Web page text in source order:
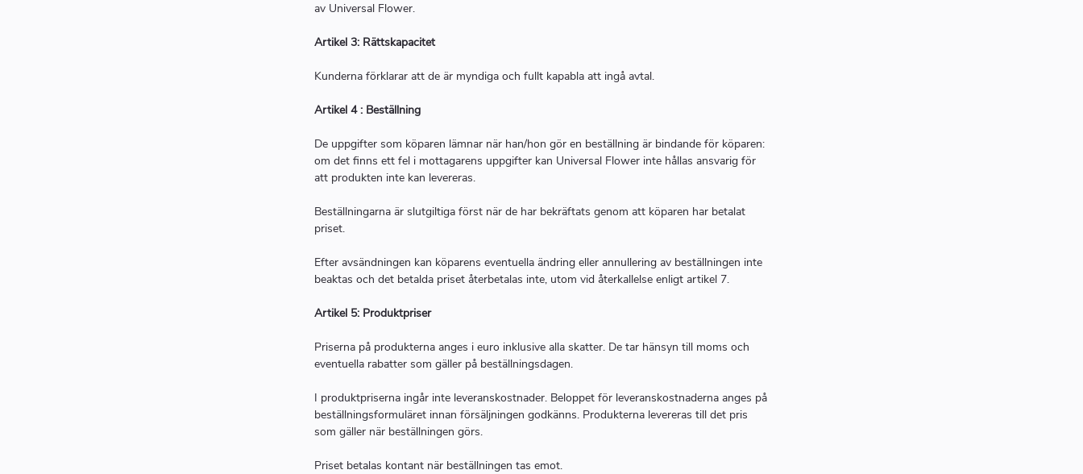
av Universal Flower.
Artikel 3: Rättskapacitet
Kunderna förklarar att de är myndiga och fullt kapabla att ingå avtal.
Artikel 4 : Beställning
De uppgifter som köparen lämnar när han/hon gör en beställning är bindande för köparen:
om det finns ett fel i mottagarens uppgifter kan Universal Flower inte hållas ansvarig för
att produkten inte kan levereras.
Beställningarna är slutgiltiga först när de har bekräftats genom att köparen har betalat
priset.
Efter avsändningen kan köparens eventuella ändring eller annullering av beställningen inte
beaktas och det betalda priset återbetalas inte, utom vid återkallelse enligt artikel 7.
Artikel 5: Produktpriser
Priserna på produkterna anges i euro inklusive alla skatter. De tar hänsyn till moms och
eventuella rabatter som gäller på beställningsdagen.
I produktpriserna ingår inte leveranskostnader. Beloppet för leveranskostnaderna anges på
beställningsformuläret innan försäljningen godkänns. Produkterna levereras till det pris
som gäller när beställningen görs.
Priset betalas kontant när beställningen tas emot.